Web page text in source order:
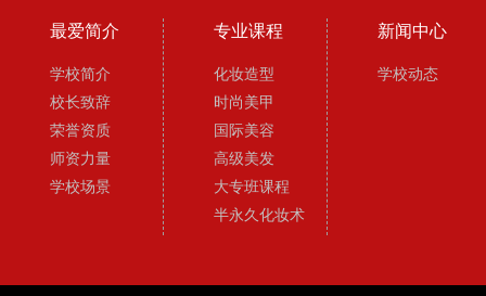
最爱简介
学校简介
校长致辞
荣誉资质
师资力量
学校场景
专业课程
化妆造型
时尚美甲
国际美容
高级美发
大专班课程
半永久化妆术
新闻中心
学校动态